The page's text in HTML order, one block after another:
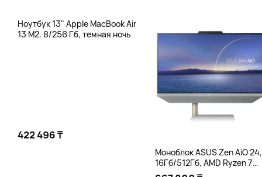
Ноутбук 13" Apple MacBook Air
13 M2, 8/256 Гб, темная ночь
422 496 ₸
Моноблок ASUS Zen AiO 24,
16Гб/512Гб, AMD Ryzen 7
5825U, белый